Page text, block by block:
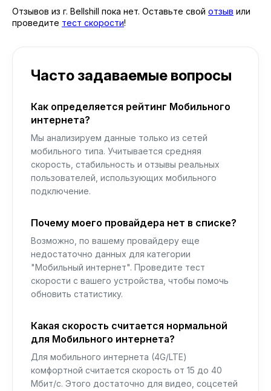
Отзывов из г. Bellshill пока нет. Оставьте свой отзыв или
проведите тест скорости!
Часто задаваемые вопросы
Как определяется рейтинг Мобильного
интернета?
Мы анализируем данные только из сетей
мобильного типа. Учитывается средняя
скорость, стабильность и отзывы реальных
пользователей, использующих мобильного
подключение.
Почему моего провайдера нет в списке?
Возможно, по вашему провайдеру еще
недостаточно данных для категории
"Мобильный интернет". Проведите тест
скорости с вашего устройства, чтобы помочь
обновить статистику.
Какая скорость считается нормальной
для Мобильного интернета?
Для мобильного интернета (4G/LTE)
комфортной считается скорость от 15 до 40
Мбит/с. Этого достаточно для видео, соцсетей